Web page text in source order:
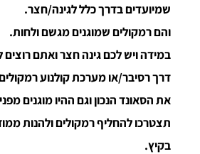
שמיועדים בדרך כלל לגינה/חצר.
והם רמקולים שמוגנים מגשם ולחות.
במידה ויש לכם גינה חצר ואתם
דרך רסיבר/או מערכת קולנוע
את הסאונד הנכון וגם ההיו מוגנים
תצטרכו להחליף רמקולים ולהנות
בקיץ.